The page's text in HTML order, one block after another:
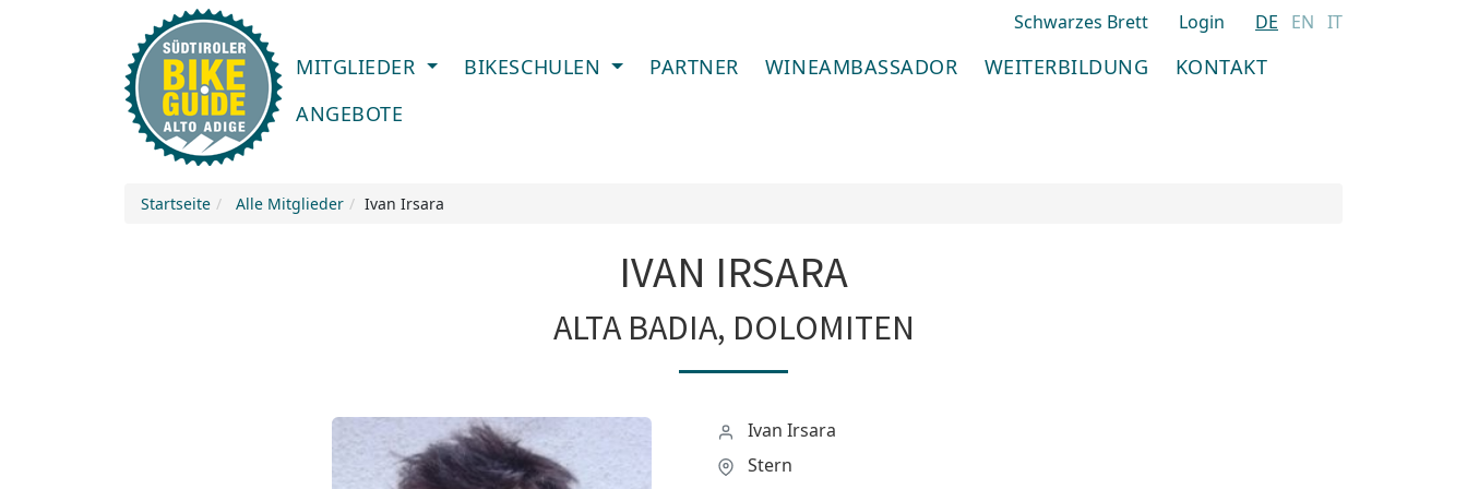
Schwarzes Brett Login DE EN IT
MITGLIEDER BIKESCHULEN PARTNER WINEAMBASSADOR WEITERBILDUNG
KONTAKT
ANGEBOTE
Startseite Alle Mitglieder Ivan Irsara
IVAN IRSARA
ALTA BADIA, DOLOMITEN
Ivan Irsara
Stern